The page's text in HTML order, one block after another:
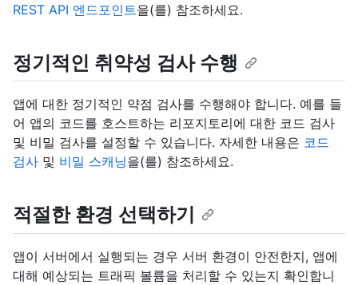
REST API 엔드포인트을(를) 참조하세요.
정기적인 취약성 검사 수행
앱에 대한 정기적인 약점 검사를 수행해야 합니다. 예를 들
어 앱의 코드를 호스트하는 리포지토리에 대한 코드 검사
및 비밀 검사를 설정할 수 있습니다. 자세한 내용은 코드
검사 및 비밀 스캐닝을(를) 참조하세요.
적절한 환경 선택하기
앱이 서버에서 실행되는 경우 서버 환경이 안전한지, 앱에
대해 예상되는 트래픽 볼륨을 처리할 수 있는지 확인합니